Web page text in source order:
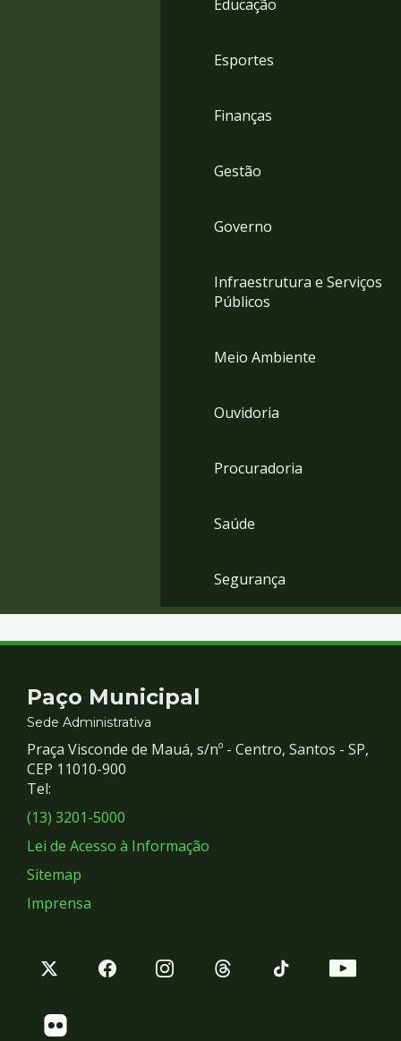
Educação
Esportes
Finanças
Gestão
Governo
Infraestrutura e Serviços
Públicos
Meio Ambiente
Ouvidoria
Procuradoria
Saúde
Segurança
Contato
e
Redes
Sociais
Paço Municipal
Sede Administrativa
Praça Visconde de Mauá, s/nº - Centro, Santos - SP,
CEP 11010-900
Tel:
(13) 3201-5000
Lei de Acesso à Informação
Sitemap
Imprensa